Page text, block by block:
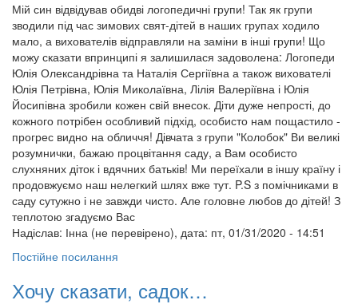
Мій син відвідував обидві логопедичні групи! Так як групи
зводили під час зимових свят-дітей в наших групах ходило
мало, а вихователів відправляли на заміни в інші групи! Що
можу сказати впринципі я залишилася задоволена: Логопеди
Юлія Олександрівна та Наталія Сергіївна а також вихователі
Юлія Петрівна, Юлія Миколаївна, Лілія Валеріївна і Юлія
Йосипівна зробили кожен свій внесок. Діти дуже непрості, до
кожного потрібен особливий підхід, особисто нам пощастило -
прогрес видно на обличчя! Дівчата з групи "Колобок" Ви великі
розумнички, бажаю процвітання саду, а Вам особисто
слухняних діток і вдячних батьків! Ми переїхали в іншу країну і
продовжуємо наш нелегкий шлях вже тут. P.S з помічниками в
саду сутужно і не завжди чисто. Але головне любов до дітей! З
теплотою згадуємо Вас
Надіслав: Інна (не перевірено), дата: пт, 01/31/2020 - 14:51
Постійне посилання
Хочу сказати, садок…